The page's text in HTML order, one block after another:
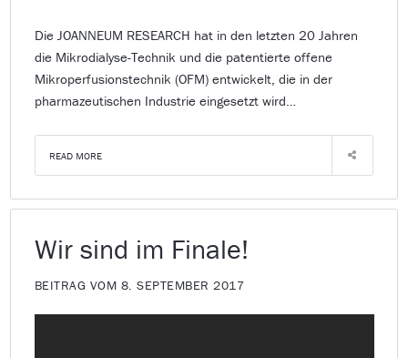
Die JOANNEUM RESEARCH hat in den letzten 20 Jahren
die Mikrodialyse-Technik und die patentierte offene
Mikroperfusionstechnik (OFM) entwickelt, die in der
pharmazeutischen Industrie eingesetzt wird…
READ MORE
Wir sind im Finale!
BEITRAG VOM 8. SEPTEMBER 2017